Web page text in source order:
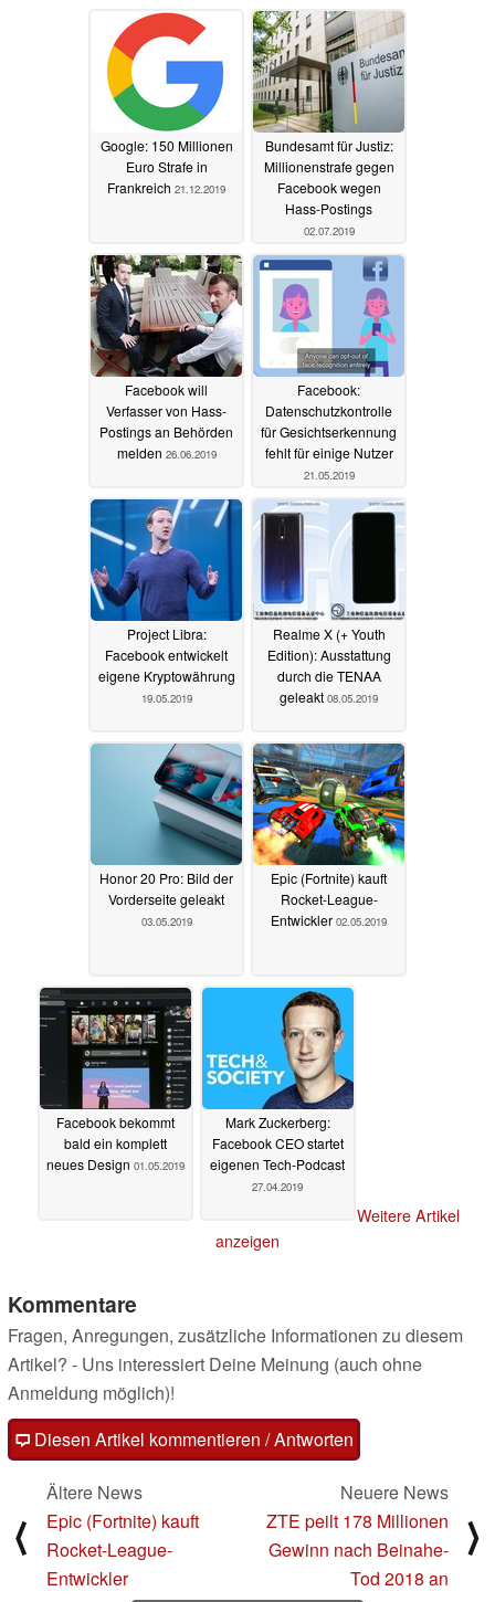
Google: 150 Millionen
Euro Strafe in
Frankreich 21.12.2019
Bundesamt für Justiz:
Millionenstrafe gegen
Facebook wegen
Hass-Postings
02.07.2019
Facebook will
Verfasser von Hass-
Postings an Behörden
melden 26.06.2019
Facebook:
Datenschutzkontrolle
für Gesichtserkennung
fehlt für einige Nutzer
21.05.2019
Project Libra:
Facebook entwickelt
eigene Kryptowährung
19.05.2019
Realme X (+ Youth
Edition): Ausstattung
durch die TENAA
geleakt 08.05.2019
Honor 20 Pro: Bild der
Vorderseite geleakt
03.05.2019
Epic (Fortnite) kauft
Rocket-League-
Entwickler 02.05.2019
Facebook bekommt
bald ein komplett
neues Design 01.05.2019
Mark Zuckerberg:
Facebook CEO startet
eigenen Tech-Podcast
27.04.2019
Weitere Artikel
anzeigen
Kommentare
Fragen, Anregungen, zusätzliche Informationen zu diesem
Artikel? - Uns interessiert Deine Meinung (auch ohne
Anmeldung möglich)!
Diesen Artikel kommentieren / Antworten
⟨
Ältere News
Epic (Fortnite) kauft
Rocket-League-
Entwickler
Neuere News
ZTE peilt 178 Millionen
Gewinn nach Beinahe-
Tod 2018 an
⟩